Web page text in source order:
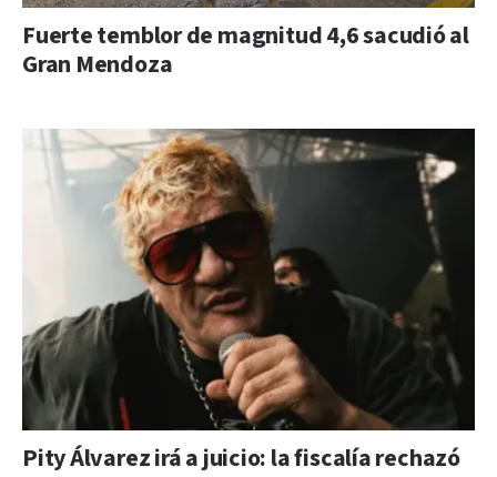
Fuerte temblor de magnitud 4,6 sacudió al
Gran Mendoza
Pity Álvarez irá a juicio: la fiscalía rechazó